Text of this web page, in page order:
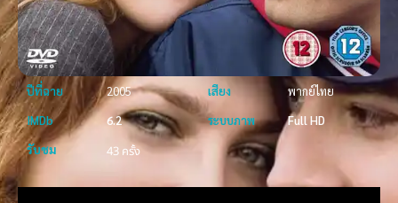
ปีที่ฉาย 2005 เสียง
พากย์ไทย
IMDb
6.2 ระบบภาพ
Full HD
รับชม
43 ครั้ง